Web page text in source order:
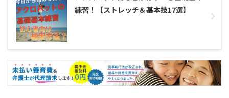
練習！【ストレッチ＆基本技17選】